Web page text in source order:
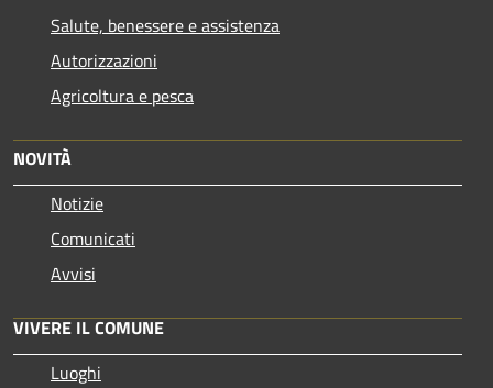
Salute, benessere e assistenza
Autorizzazioni
Agricoltura e pesca
NOVITÀ
Notizie
Comunicati
Avvisi
VIVERE IL COMUNE
Luoghi